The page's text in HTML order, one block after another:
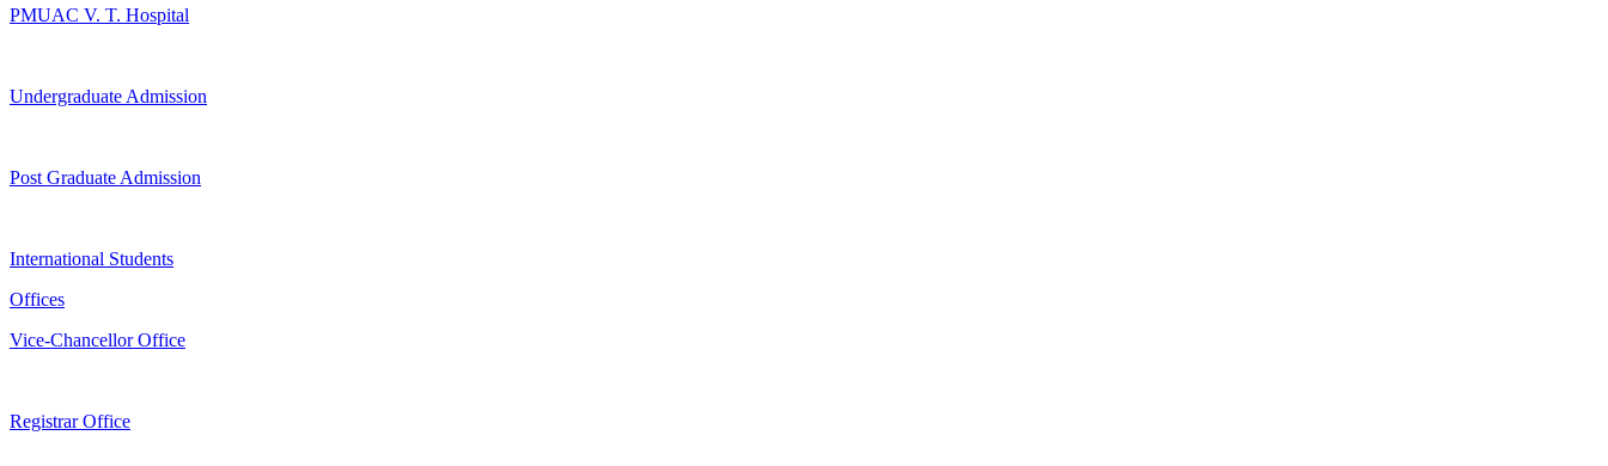
PMUAC V. T. Hospital
Undergraduate Admission
Post Graduate Admission
International Students
Offices
Vice-Chancellor Office
Registrar Office